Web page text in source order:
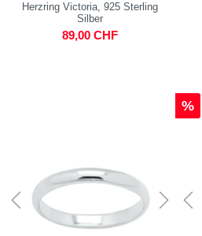
Herzring Victoria, 925 Sterling
Silber
89,00 CHF
%